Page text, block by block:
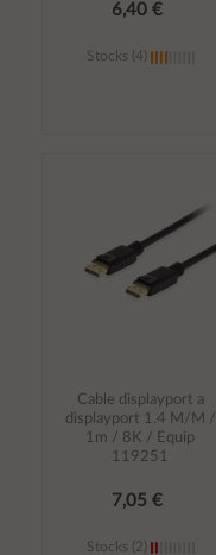
6,40 €
Stocks (4)
Cable displayport a
displayport 1.4 M/M /
1m / 8K / Equip
119251
7,05 €
Stocks (2)